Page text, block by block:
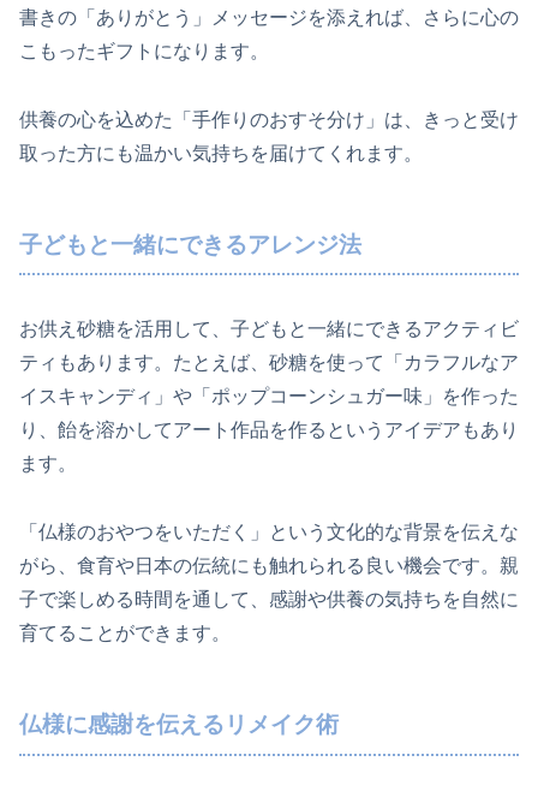
書きの「ありがとう」メッセージを添えれば、さらに心の
こもったギフトになります。
供養の心を込めた「手作りのおすそ分け」は、きっと受け
取った方にも温かい気持ちを届けてくれます。
子どもと一緒にできるアレンジ法
お供え砂糖を活用して、子どもと一緒にできるアクティビ
ティもあります。たとえば、砂糖を使って「カラフルなア
イスキャンディ」や「ポップコーンシュガー味」を作った
り、飴を溶かしてアート作品を作るというアイデアもあり
ます。
「仏様のおやつをいただく」という文化的な背景を伝えな
がら、食育や日本の伝統にも触れられる良い機会です。親
子で楽しめる時間を通して、感謝や供養の気持ちを自然に
育てることができます。
仏様に感謝を伝えるリメイク術